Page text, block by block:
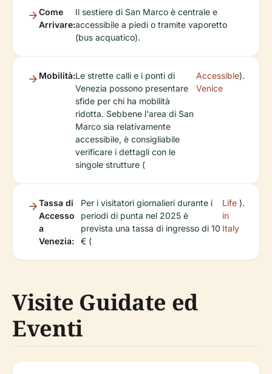
Come
Arrivare:
Il sestiere di San Marco è centrale e
accessibile a piedi o tramite vaporetto
(bus acquatico).
Mobilità:Le strette calli e i ponti di
Venezia possono presentare
sfide per chi ha mobilità
ridotta. Sebbene l'area di San
Marco sia relativamente
accessibile, è consigliabile
verificare i dettagli con le
singole strutture (
Accessible
Venice
).
Tassa di
Accesso
a
Venezia:
Per i visitatori giornalieri durante i
periodi di punta nel 2025 è
prevista una tassa di ingresso di 10
€ (
Life
in
Italy
).
Visite Guidate ed
Eventi